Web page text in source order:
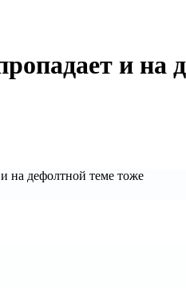
и на
и на дефолтной теме тоже